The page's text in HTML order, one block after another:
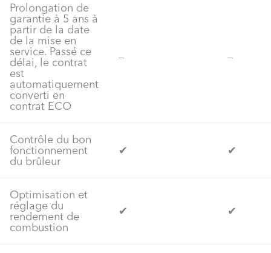
Prolongation de
garantie à 5 ans à
partir de la date
de la mise en
service. Passé ce
délai, le contrat
est
automatiquement
converti en
contrat ECO
‒ ‒
Contrôle du bon
fonctionnement
du brûleur
✔ ✔
Optimisation et
réglage du
rendement de
combustion
✔ ✔